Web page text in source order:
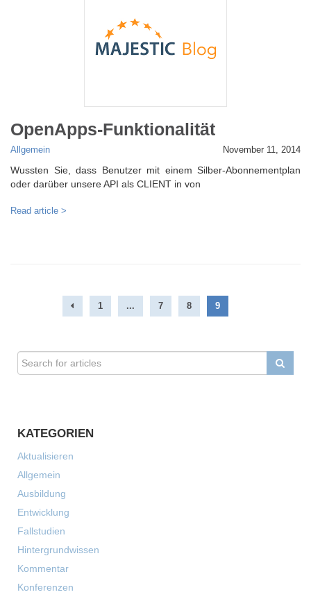
OpenApps-Funktionalität
Allgemein November 11, 2014
Wussten Sie, dass Benutzer mit einem Silber-Abonnementplan
oder darüber unsere API als CLIENT in von
Read article >
1 ... 7 8 9
KATEGORIEN
Aktualisieren
Allgemein
Ausbildung
Entwicklung
Fallstudien
Hintergrundwissen
Kommentar
Konferenzen